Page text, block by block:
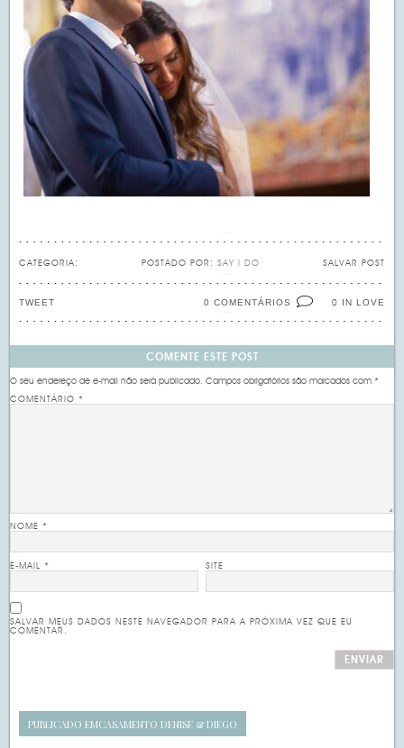
CATEGORIA: SALVAR POST
POSTADO POR: SAY I DO
0 IN LOVE
0 COMENTÁRIOS
TWEET
COMENTE ESTE POST
O seu endereço de e-mail não será publicado. Campos obrigatórios são marcados com*
COMENTÁRIO*
NOME*
E-MAIL* SITE
SALVAR MEUS DADOS NESTE NAVEGADOR PARA A PRÓXIMA VEZ QUE EU
COMENTAR.
PUBLICADO EMCASAMENTO DENISE & DIEGO